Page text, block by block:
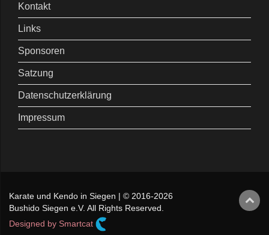
Kontakt
Links
Sponsoren
Satzung
Datenschutzerklärung
Impressum
Karate und Kendo in Siegen | © 2016-2026
Bushido Siegen e.V. All Rights Reserved.
Designed by Smartcat